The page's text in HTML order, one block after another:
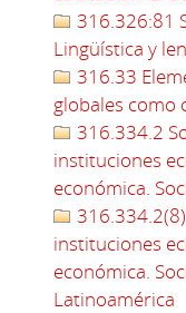
316.326:81
Lingüística y
316.33
globales como
316.334.2
instituciones
económica.
instituciones
económica.
Latinoamérica